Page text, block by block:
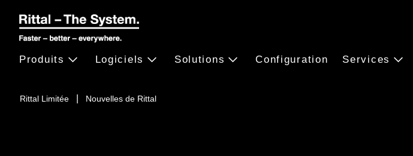
Rittal Limitée Nouvelles de Rittal
Produits Logiciels Solutions Configuration Services